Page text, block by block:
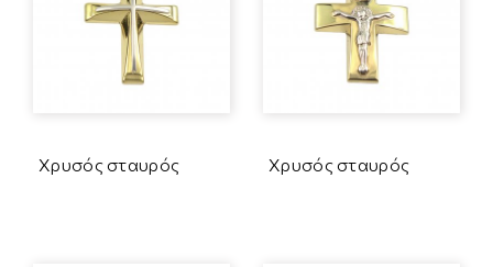
Χρυσός σταυρός Χρυσός σταυρός